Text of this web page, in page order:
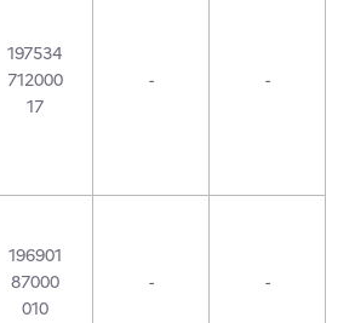
197534
712000
17
- -
196901
87000
010
- -